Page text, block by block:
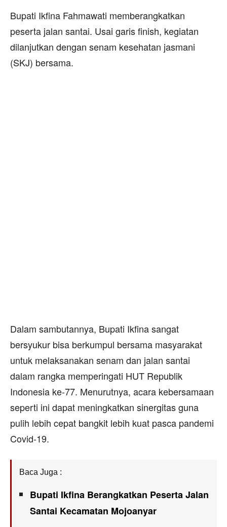
Bupati Ikfina Fahmawati memberangkatkan
peserta jalan santai. Usai garis finish, kegiatan
dilanjutkan dengan senam kesehatan jasmani
(SKJ) bersama.
Dalam sambutannya, Bupati Ikfina sangat
bersyukur bisa berkumpul bersama masyarakat
untuk melaksanakan senam dan jalan santai
dalam rangka memperingati HUT Republik
Indonesia ke-77. Menurutnya, acara kebersamaan
seperti ini dapat meningkatkan sinergitas guna
pulih lebih cepat bangkit lebih kuat pasca pandemi
Covid-19.
Baca Juga :
Bupati Ikfina Berangkatkan Peserta Jalan
Santai Kecamatan Mojoanyar